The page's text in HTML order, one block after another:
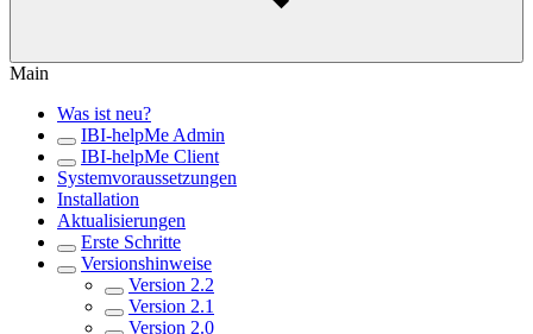
Main
Was ist neu?
IBI-helpMe Admin
IBI-helpMe Client
Systemvoraussetzungen
Installation
Aktualisierungen
Erste Schritte
Versionshinweise
Version 2.2
Version 2.1
Version 2.0